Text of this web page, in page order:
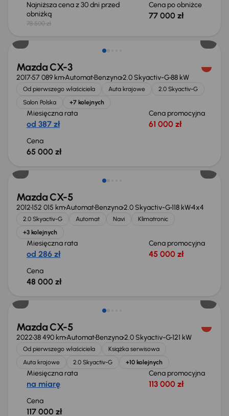
Najniższa cena z 30 dni przed
obniżką
78 500 zł
Cena po obniżce
77 000 zł
Mazda CX-3
201757 089 kmAutomatBenzyna2.0 Skyactiv-G88 kW
Od pierwszego właściciela Auta krajowe
2.0 Skyactiv-G
Salon Polska
+7 kolejnych
Miesięczna rata
od 387 zł
Cena promocyjna
61 000 zł
Cena
65 000 zł
Mazda CX-5
2012152 015 kmAutomatBenzyna2.0 Skyactiv-G118 kW4x4
2.0 Skyactiv-G Automat Navi
Klimatronic
+3 kolejnych
Miesięczna rata
od 286 zł
Cena promocyjna
45 000 zł
Cena
48 000 zł
Możliwość odliczenia VAT
Mazda CX-5
202238 490 kmAutomatBenzyna2.0 Skyactiv-G121 kW
Od pierwszego właściciela
Książka serwisowa
Auta krajowe
2.0 Skyactiv-G +10 kolejnych
Miesięczna rata
na miarę
Cena promocyjna
113 000 zł
Cena
117 000 zł